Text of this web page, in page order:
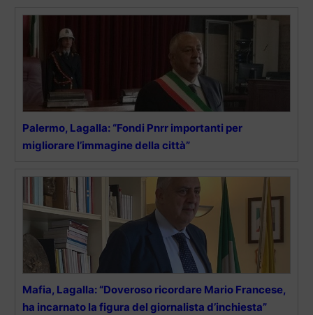
Palermo, Lagalla: “Fondi Pnrr importanti per
migliorare l’immagine della città”
Mafia, Lagalla: “Doveroso ricordare Mario Francese,
ha incarnato la figura del giornalista d’inchiesta”